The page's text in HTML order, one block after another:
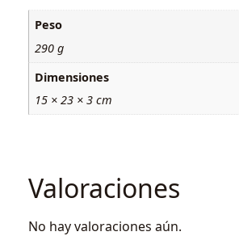
Peso
290 g
Dimensiones
15 × 23 × 3 cm
Valoraciones
No hay valoraciones aún.